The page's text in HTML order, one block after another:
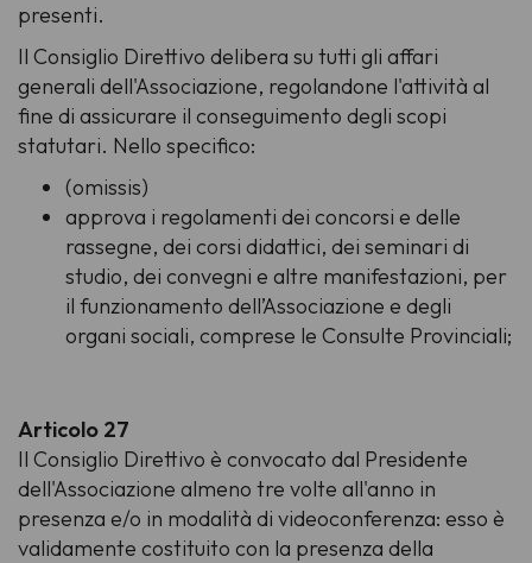
presenti.
Il Consiglio Direttivo delibera su tutti gli affari
generali dell'Associazione, regolandone l'attività al
fine di assicurare il conseguimento degli scopi
statutari. Nello specifico:
(omissis)
approva i regolamenti dei concorsi e delle
rassegne, dei corsi didattici, dei seminari di
studio, dei convegni e altre manifestazioni, per
il funzionamento dell’Associazione e degli
organi sociali, comprese le Consulte Provinciali;
Articolo 27
Il Consiglio Direttivo è convocato dal Presidente
dell'Associazione almeno tre volte all'anno in
presenza e/o in modalità di videoconferenza: esso è
validamente costituito con la presenza della